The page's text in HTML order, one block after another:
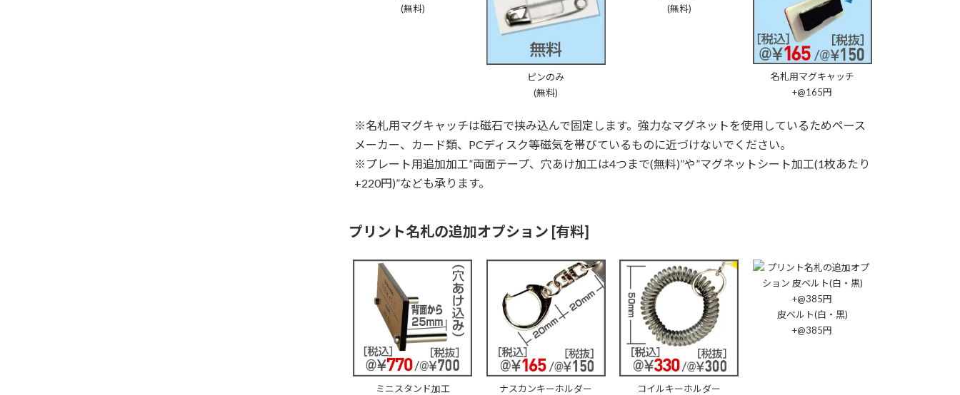
(無料)
ピンのみ
(無料)
(無料)
名札用マグキャッチ
+@165円
※名札用マグキャッチは磁石で挟み込んで固定します。強力なマグネットを使用しているためペース
メーカー、カード類、PCディスク等磁気を帯びているものに近づけないでください。
※プレート用追加加工”両面テープ、穴あけ加工は4つまで(無料)”や”マグネットシート加工(1枚あたり
+220円)”なども承ります。
プリント名札の追加オプション [有料]
ミニスタンド加工
ナスカンキーホルダー
コイルキーホルダー
皮ベルト(白・黒)
+@385円